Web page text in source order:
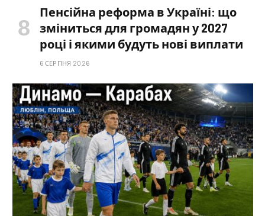
Пенсійна реформа в Україні: що
зміниться для громадян у 2027
році і якими будуть нові виплати
6 СЕРПНЯ 2026